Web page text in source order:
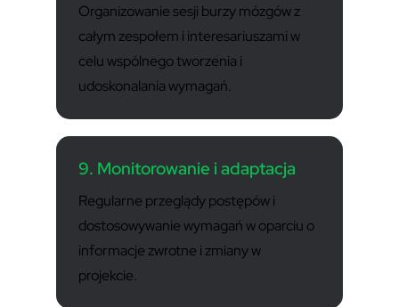
Organizowanie sesji burzy mózgów z
całym zespołem i interesariuszami w
celu wspólnego tworzenia i
udoskonalania wymagań.
9. Monitorowanie i adaptacja
Regularne przeglądy postępów i
dostosowywanie wymagań w oparciu o
informacje zwrotne i zmiany w
projekcie.